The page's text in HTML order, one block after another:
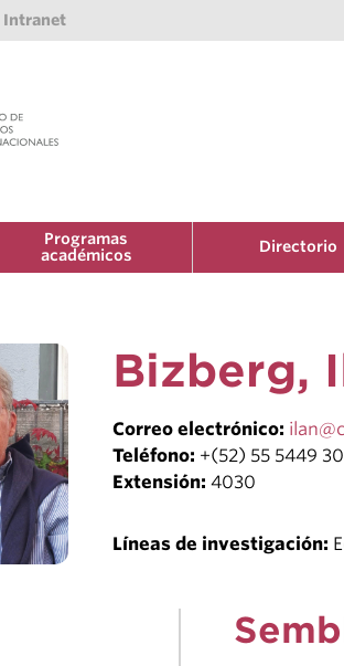
Intranet
Programas
académicos
Directorio
Bizberg,
Correo electrónico:
Teléfono: +(52) 55 5449
Extensión: 4030
Líneas de investigación: